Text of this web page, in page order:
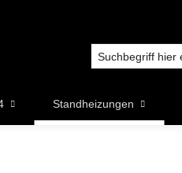
Standheizungen